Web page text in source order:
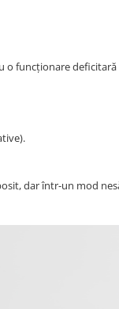
o funcționare
dar într-un mod